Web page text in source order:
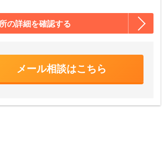
の詳細を確認する
メール相談はこちら